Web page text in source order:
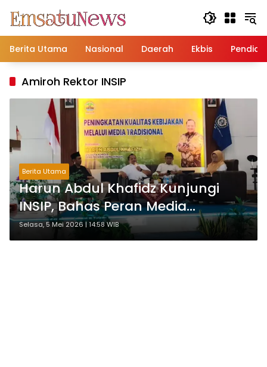
konten
Berita Utama
Nasional Daerah Ekbis
Amiroh Rektor INSIP
Berita Utama
Harun Abdul Khafidz Kunjungi
INSIP, Bahas Peran Media
Tradisional dalam Kebijakan
Publik
Selasa, 5 Mei 2026 | 14:58 WIB